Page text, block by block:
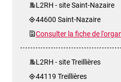
L2RH - site Saint-Nazaire
44600 Saint-Nazaire
Consulter la fiche de
L2RH - site Treillières
44119 Treillières